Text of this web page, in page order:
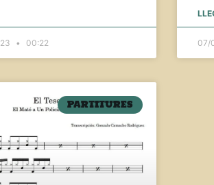
00:22 07/
PARTITURES